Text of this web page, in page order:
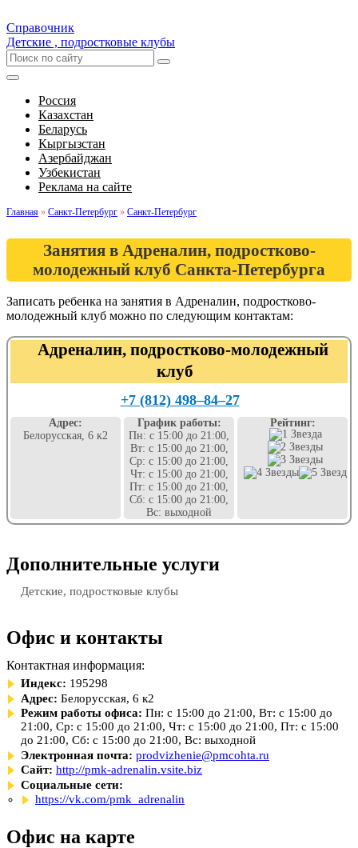
Справочник
Детские , подростковые клубы
Россия
Казахстан
Беларусь
Кыргызстан
Азербайджан
Узбекистан
Реклама на сайте
Главная » Санкт-Петербург » Санкт-Петербург
Занятия в Адреналин, подростково-
молодежный клуб Санкта-Петербурга
Записать ребенка на занятия в Адреналин, подростково-
молодежный клуб можно по следующим контактам:
Адреналин, подростково-молодежный
клуб
+7 (812) 498‒84‒27
Адрес:
Белорусская, 6 к2
График работы:
Пн: с 15:00 до 21:00,
Вт: с 15:00 до 21:00,
Ср: с 15:00 до 21:00,
Чт: с 15:00 до 21:00,
Пт: с 15:00 до 21:00,
Сб: с 15:00 до 21:00,
Вс: выходной
Рейтинг:
Дополнительные услуги
Детские, подростковые клубы
Офис и контакты
Контактная информация:
Индекс: 195298
Адрес: Белорусская, 6 к2
Режим работы офиса: Пн: с 15:00 до 21:00, Вт: с 15:00 до
21:00, Ср: с 15:00 до 21:00, Чт: с 15:00 до 21:00, Пт: с 15:00
до 21:00, Сб: с 15:00 до 21:00, Вс: выходной
Электронная почта: prodvizhenie@pmcohta.ru
Сайт: http://pmk-adrenalin.vsite.biz
Социальные сети:
https://vk.com/pmk_adrenalin
Офис на карте